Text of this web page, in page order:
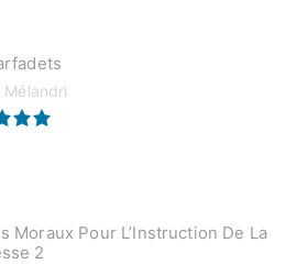
Mélandri
Moraux Pour L’Instruction De La
2